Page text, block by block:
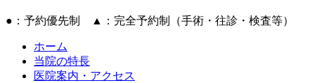
●：予約優先制 ▲：完全予約制（手術・往診・検査等）
ホーム
当院の特長
医院案内・アクセス